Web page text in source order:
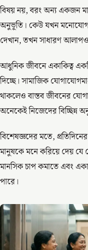
বিষয় নয়, বরং অন্য একজন
অনুভূতি। কেউ যখন মনোযোগ
দেখান, তখন সাধারণ
আধুনিক জীবনে একাকিত্ব
দিচ্ছে। সামাজিক
থাকলেও বাস্তব জীবনের
অনেকেই নিজেদের বিচ্ছিন্ন
বিশেষজ্ঞদের মতে,
মানুষকে মনে করিয়ে দেয়
মানসিক চাপ কমাতে এবং
পারে।